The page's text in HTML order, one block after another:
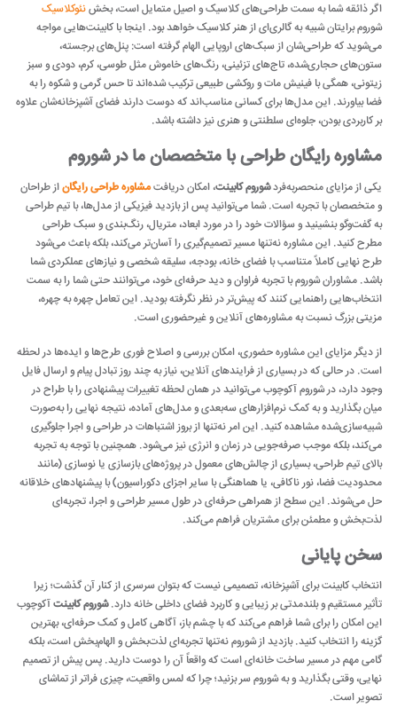
اگر ذائقه‌ شما به سمت طراحی‌های کلاسیک و اصیل متمایل است، بخشنئوکلاسیک
شوروم برایتان شبیه به گالری‌ای از هنر کلاسیک خواهد بود. اینجا با کابینت‌هایی مواجه
می‌شوید که طراحی‌شان از سبک‌های اروپایی الهام گرفته است: پنل‌های برجسته،
ستون‌های حجاری‌شده، تاج‌های تزئینی، رنگ‌های خاموش مثل طوسی، کرم، دودی و سبز
زیتونی، همگی با فینیش مات و روکشی طبیعی ترکیب شده‌اند تا حس گرمی و شکوه را به
فضا بیاورند. این مدل‌ها برای کسانی مناسب‌اند که دوست دارند فضای آشپزخانه‌شان علاوه
بر کاربردی بودن، جلوه‌ای سلطنتی و هنری نیز داشته باشد.
مشاوره رایگان طراحی با متخصصان ما در شوروم
یکی از مزایای منحصر‌به‌فردشوروم کابینت، امکان دریافتمشاوره طراحی رایگاناز طراحان
و متخصصان با تجربه است. شما می‌توانید پس از بازدید فیزیکی از مدل‌ها، با تیم طراحی
به گفت‌وگو بنشینید و سؤالات خود را در مورد ابعاد، متریال، رنگ‌بندی و سبک طراحی
مطرح کنید. این مشاوره نه‌تنها مسیر تصمیم‌گیری را آسان‌تر می‌کند، بلکه باعث می‌شود
طرح نهایی کاملاً متناسب با فضای خانه، بودجه، سلیقه شخصی و نیازهای عملکردی شما
باشد. مشاوران شوروم با تجربه فراوان و دید حرفه‌ای خود، می‌توانند حتی شما را به سمت
انتخاب‌هایی راهنمایی کنند که پیش‌تر در نظر نگرفته بودید. این تعامل چهره به چهره،
مزیتی بزرگ نسبت به مشاوره‌های آنلاین و غیرحضوری است.
از دیگر مزایای این مشاوره حضوری، امکان بررسی و اصلاح فوری طرح‌ها و ایده‌ها در لحظه
است. در حالی که در بسیاری از فرایندهای آنلاین، نیاز به چند روز تبادل پیام و ارسال فایل
وجود دارد، در شوروم آکوچوب می‌توانید در همان لحظه تغییرات پیشنهادی را با طراح در
میان بگذارید و به کمک نرم‌افزارهای سه‌بعدی و مدل‌های آماده، نتیجه نهایی را به‌صورت
شبیه‌سازی‌شده مشاهده کنید. این امر نه‌تنها از بروز اشتباهات در طراحی و اجرا جلوگیری
می‌کند، بلکه موجب صرفه‌جویی در زمان و انرژی نیز می‌شود. همچنین با توجه به تجربه
بالای تیم طراحی، بسیاری از چالش‌های معمول در پروژه‌های بازسازی یا نوسازی (مانند
محدودیت فضا، نور ناکافی، یا هماهنگی با سایر اجزای دکوراسیون) با پیشنهادهای خلاقانه
حل می‌شوند. این سطح از همراهی حرفه‌ای در طول مسیر طراحی و اجرا، تجربه‌ای
لذت‌بخش و مطمئن برای مشتریان فراهم می‌کند.
سخن پایانی
انتخاب کابینت برای آشپزخانه، تصمیمی نیست که بتوان سرسری از کنار آن گذشت؛ زیرا
تأثیر مستقیم و بلندمدتی بر زیبایی و کاربرد فضای داخلی خانه دارد.شوروم کابینتآکوچوب
این امکان را برای شما فراهم می‌کند که با چشم باز، آگاهی کامل و کمک حرفه‌ای، بهترین
گزینه را انتخاب کنید. بازدید از شوروم نه‌تنها تجربه‌ای لذت‌بخش و الهام‌بخش است، بلکه
گامی مهم در مسیر ساخت خانه‌ای است که واقعاً آن را دوست دارید. پس پیش از تصمیم
نهایی، وقتی بگذارید و به شوروم سر بزنید؛ چرا که لمس واقعیت، چیزی فراتر از تماشای
تصویر است.